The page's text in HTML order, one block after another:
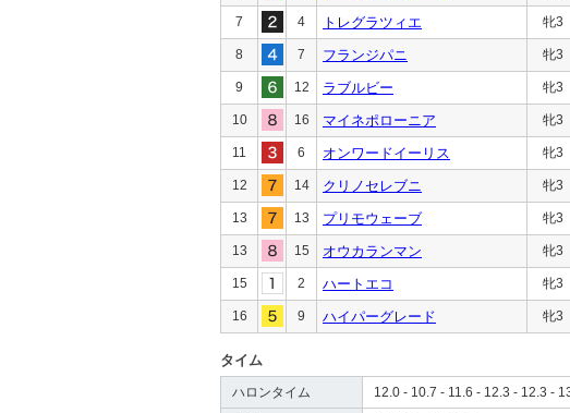
7 4 トレグラツィエ 牝3
8 7 フランジパニ 牝3
9 12 ラブルビー 牝3
10 16 マイネポローニア 牝3
11 6 オンワードイーリス 牝3
12 14 クリノセレブニ 牝3
13 13 プリモウェーブ 牝3
13 15 オウカランマン 牝3
15 2 ハートエコ 牝3
16 9 ハイパーグレード 牝3
タイム
ハロンタイム 12.0 - 10.7 - 11.6 - 12.3 - 12.3 -